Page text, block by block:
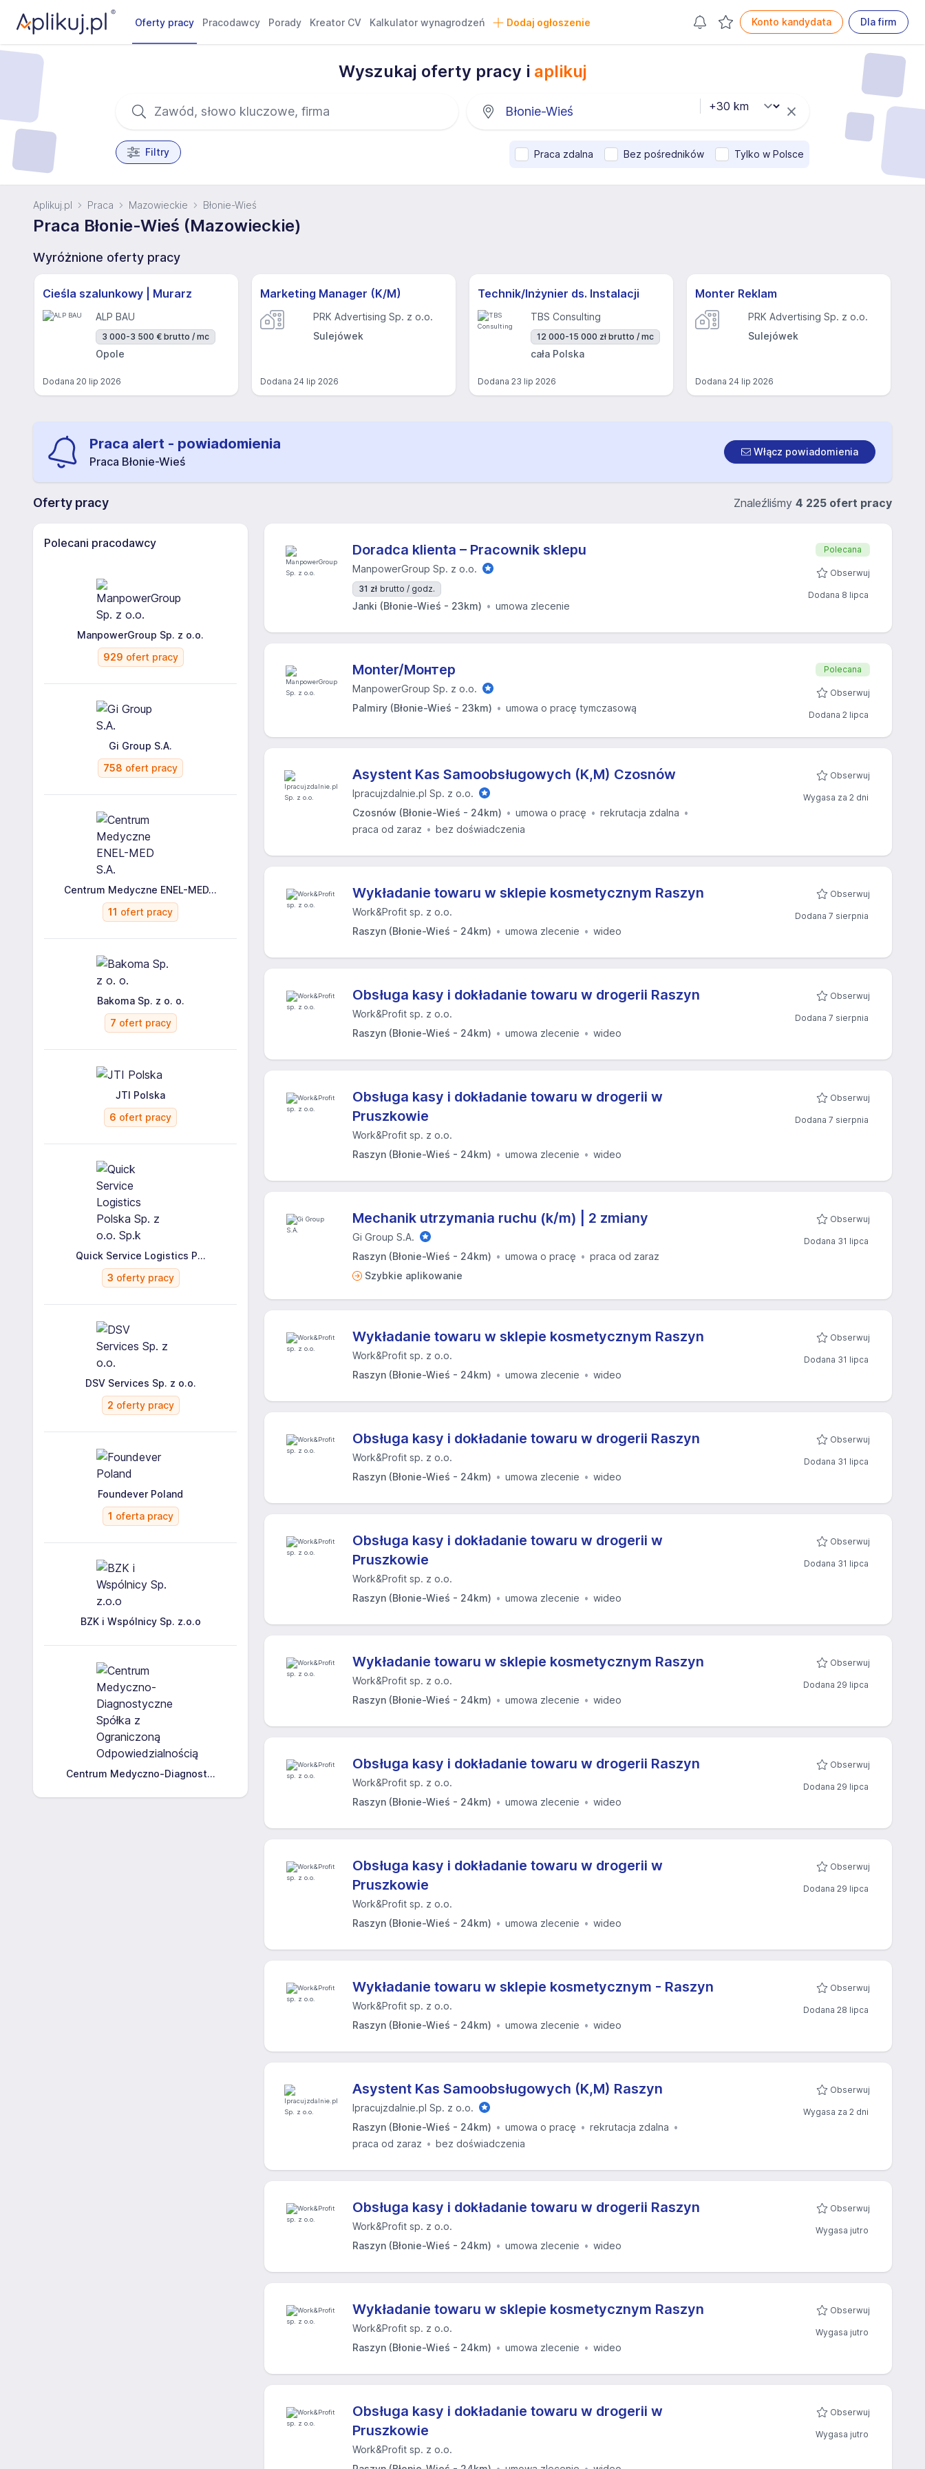
Oferty pracy Pracodawcy Porady Kreator CV Kalkulator wynagrodzeń Dodaj ogłoszenie Konto kandydata Dla firm
Wyszukaj oferty pracy i aplikuj
Filtry Praca zdalna Bez pośredników Tylko w Polsce
Aplikuj.pl Praca Mazowieckie Błonie-Wieś
Praca Błonie-Wieś (Mazowieckie)
Wyróżnione oferty pracy
Cieśla szalunkowy | Murarz
ALP BAU
3 000-3 500 € brutto / mc
Opole
Dodana 20 lip 2026
Marketing Manager (K/M)
PRK Advertising Sp. z o.o.
Sulejówek
Dodana 24 lip 2026
Technik/Inżynier ds. Instalacji
TBS Consulting
12 000-15 000 zł brutto / mc
cała Polska
Dodana 23 lip 2026
Monter Reklam
PRK Advertising Sp. z o.o.
Sulejówek
Dodana 24 lip 2026
Praca alert - powiadomienia
Praca Błonie-Wieś
Włącz powiadomienia
Oferty pracy Znaleźliśmy 4 225 ofert pracy
Polecani pracodawcy
ManpowerGroup Sp. z o.o.
929 ofert pracy
Gi Group S.A.
758 ofert pracy
Centrum Medyczne ENEL-MED...
11 ofert pracy
Bakoma Sp. z o. o.
7 ofert pracy
JTI Polska
6 ofert pracy
Quick Service Logistics P...
3 oferty pracy
DSV Services Sp. z o.o.
2 oferty pracy
Foundever Poland
1 oferta pracy
BZK i Wspólnicy Sp. z.o.o
Centrum Medyczno-Diagnost...
Doradca klienta – Pracownik sklepu
ManpowerGroup Sp. z o.o.
31 zł brutto / godz.
Janki (Błonie-Wieś - 23km) umowa zlecenie
Polecana
Obserwuj
Dodana 8 lipca
Monter/Монтер
ManpowerGroup Sp. z o.o.
Palmiry (Błonie-Wieś - 23km)
umowa o pracę tymczasową
Polecana
Obserwuj
Dodana 2 lipca
Asystent Kas Samoobsługowych (K,M) Czosnów
Ipracujzdalnie.pl Sp. z o.o.
Czosnów (Błonie-Wieś - 24km)
umowa o pracę
rekrutacja zdalna
praca od zaraz
bez doświadczenia
Obserwuj
Wygasa za 2 dni
Wykładanie towaru w sklepie kosmetycznym Raszyn
Work&Profit sp. z o.o.
Raszyn (Błonie-Wieś - 24km)
umowa zlecenie wideo
Obserwuj
Dodana 7 sierpnia
Obsługa kasy i dokładanie towaru w drogerii Raszyn
Work&Profit sp. z o.o.
Raszyn (Błonie-Wieś - 24km)
umowa zlecenie wideo
Obserwuj
Dodana 7 sierpnia
Obsługa kasy i dokładanie towaru w drogerii w
Pruszkowie
Work&Profit sp. z o.o.
Raszyn (Błonie-Wieś - 24km)
umowa zlecenie wideo
Obserwuj
Dodana 7 sierpnia
Mechanik utrzymania ruchu (k/m) | 2 zmiany
Gi Group S.A.
Raszyn (Błonie-Wieś - 24km)
umowa o pracę
praca od zaraz
Szybkie aplikowanie
Obserwuj
Dodana 31 lipca
Wykładanie towaru w sklepie kosmetycznym Raszyn
Work&Profit sp. z o.o.
Raszyn (Błonie-Wieś - 24km)
umowa zlecenie wideo
Obserwuj
Dodana 31 lipca
Obsługa kasy i dokładanie towaru w drogerii Raszyn
Work&Profit sp. z o.o.
Raszyn (Błonie-Wieś - 24km)
umowa zlecenie wideo
Obserwuj
Dodana 31 lipca
Obsługa kasy i dokładanie towaru w drogerii w
Pruszkowie
Work&Profit sp. z o.o.
Raszyn (Błonie-Wieś - 24km)
umowa zlecenie wideo
Obserwuj
Dodana 31 lipca
Wykładanie towaru w sklepie kosmetycznym Raszyn
Work&Profit sp. z o.o.
Raszyn (Błonie-Wieś - 24km)
umowa zlecenie wideo
Obserwuj
Dodana 29 lipca
Obsługa kasy i dokładanie towaru w drogerii Raszyn
Work&Profit sp. z o.o.
Raszyn (Błonie-Wieś - 24km)
umowa zlecenie wideo
Obserwuj
Dodana 29 lipca
Obsługa kasy i dokładanie towaru w drogerii w
Pruszkowie
Work&Profit sp. z o.o.
Raszyn (Błonie-Wieś - 24km)
umowa zlecenie wideo
Obserwuj
Dodana 29 lipca
Wykładanie towaru w sklepie kosmetycznym - Raszyn
Work&Profit sp. z o.o.
Raszyn (Błonie-Wieś - 24km)
umowa zlecenie wideo
Obserwuj
Dodana 28 lipca
Asystent Kas Samoobsługowych (K,M) Raszyn
Ipracujzdalnie.pl Sp. z o.o.
Raszyn (Błonie-Wieś - 24km)
umowa o pracę
rekrutacja zdalna
praca od zaraz
bez doświadczenia
Obserwuj
Wygasa za 2 dni
Obsługa kasy i dokładanie towaru w drogerii Raszyn
Work&Profit sp. z o.o.
Raszyn (Błonie-Wieś - 24km)
umowa zlecenie wideo
Obserwuj
Wygasa jutro
Wykładanie towaru w sklepie kosmetycznym Raszyn
Work&Profit sp. z o.o.
Raszyn (Błonie-Wieś - 24km)
umowa zlecenie wideo
Obserwuj
Wygasa jutro
Obsługa kasy i dokładanie towaru w drogerii w
Pruszkowie
Work&Profit sp. z o.o.
Obserwuj
Wygasa jutro